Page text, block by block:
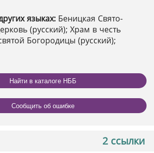
языках: Беницкая Свято-
(русский); Храм в честь
Богородицы (русский);
Найти в каталоге НББ
Сообщить об ошибке
2 ссылки